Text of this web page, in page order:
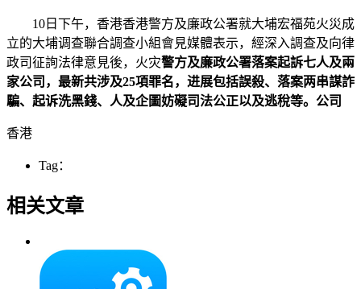
10日下午，香港香港警方及廉政公署就大埔宏福苑火災成
立的大埔调查聯合調查小組會見媒體表示，經深入調查及向律
政司征詢法律意見後，火灾警方及廉政公署落案起訴七人及兩
家公司，最新共涉及25項罪名，进展包括誤殺、落案两串謀詐
騙、起诉洗黑錢、人及企圖妨礙司法公正以及逃稅等。公司
香港
Tag：
相关文章